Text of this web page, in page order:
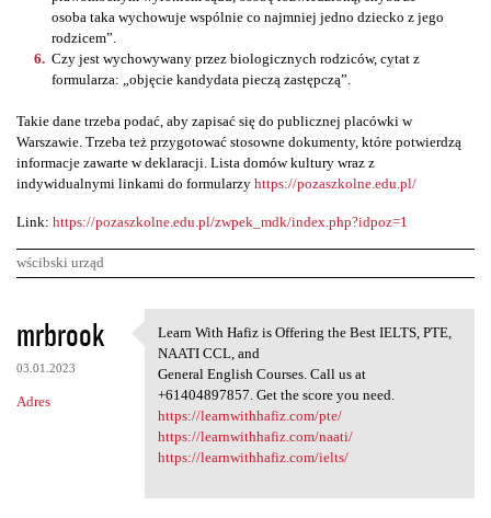
osoba taka wychowuje wspólnie co najmniej jedno dziecko z jego
rodzicem”.
Czy jest wychowywany przez biologicznych rodziców, cytat z
formularza: „objęcie kandydata pieczą zastępczą”.
Takie dane trzeba podać, aby zapisać się do publicznej placówki w
Warszawie. Trzeba też przygotować stosowne dokumenty, które potwierdzą
informacje zawarte w deklaracji. Lista domów kultury wraz z
indywidualnymi linkami do formularzy https://pozaszkolne.edu.pl/
Link: https://pozaszkolne.edu.pl/zwpek_mdk/index.php?idpoz=1
wścibski urząd
K
o
m
e
mrbrook
03.01.2023
Adres
Learn With Hafiz is Offering
Learn With Hafiz is Offering the Best IELTS, PTE,
NAATI CCL, and
General English Courses. Call us at
+61404897857. Get the score you need.
https://learnwithhafiz.com/pte/
https://learnwithhafiz.com/naati/
https://learnwithhafiz.com/ielts/